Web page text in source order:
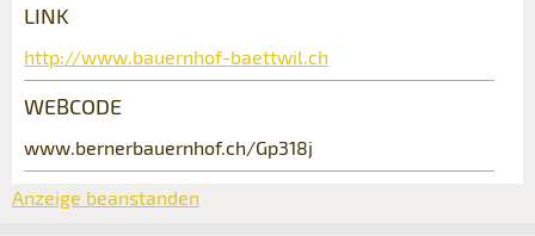
Buchungsanfrage
Verfassen Sie eine Nachricht für die
Kontaktpersonen dieser Anzeige.
Anreise *
LINK
http://www.bauernhof-baettwil.ch
WEBCODE
www.bernerbauernhof.ch/Gp318j
Anzeige beanstanden